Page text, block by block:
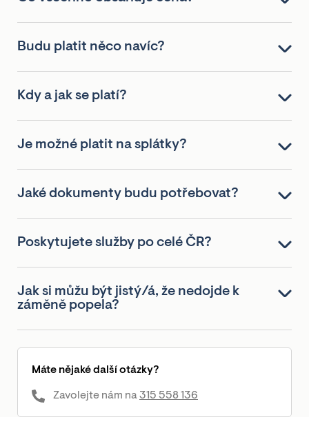
Budu platit něco navíc?
Kdy a jak se platí?
Je možné platit na splátky?
Jaké dokumenty budu potřebovat?
Poskytujete služby po celé ČR?
Jak si můžu být jistý/á, že nedojde k
záměně popela?
Máte nějaké další otázky?
Zavolejte nám na315 558 136